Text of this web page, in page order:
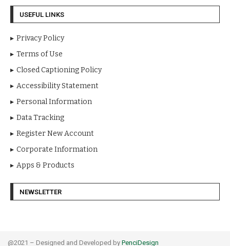
USEFUL LINKS
Privacy Policy
Terms of Use
Closed Captioning Policy
Accessibility Statement
Personal Information
Data Tracking
Register New Account
Corporate Information
Apps & Products
NEWSLETTER
@2021 – Designed and Developed by PenciDesign